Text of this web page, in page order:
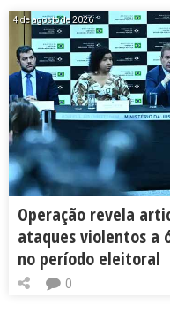
4 de agosto de 2026
Operação revela
ataques violentos a
no período eleitoral
0